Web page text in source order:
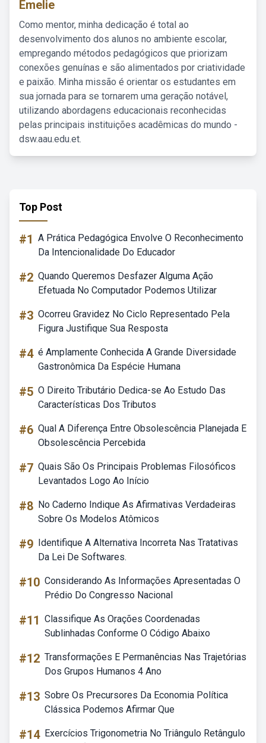
Emelie
Como mentor, minha dedicação é total ao
desenvolvimento dos alunos no ambiente escolar,
empregando métodos pedagógicos que priorizam
conexões genuínas e são alimentados por criatividade
e paixão. Minha missão é orientar os estudantes em
sua jornada para se tornarem uma geração notável,
utilizando abordagens educacionais reconhecidas
pelas principais instituições acadêmicas do mundo -
dsw.aau.edu.et.
Top Post
#1 A Prática Pedagógica Envolve O Reconhecimento
Da Intencionalidade Do Educador
#2 Quando Queremos Desfazer Alguma Ação
Efetuada No Computador Podemos Utilizar
#3 Ocorreu Gravidez No Ciclo Representado Pela
Figura Justifique Sua Resposta
#4 é Amplamente Conhecida A Grande Diversidade
Gastronômica Da Espécie Humana
#5 O Direito Tributário Dedica-se Ao Estudo Das
Características Dos Tributos
#6 Qual A Diferença Entre Obsolescência Planejada E
Obsolescência Percebida
#7 Quais São Os Principais Problemas Filosóficos
Levantados Logo Ao Início
#8 No Caderno Indique As Afirmativas Verdadeiras
Sobre Os Modelos Atômicos
#9 Identifique A Alternativa Incorreta Nas Tratativas
Da Lei De Softwares.
#10 Considerando As Informações Apresentadas O
Prédio Do Congresso Nacional
#11 Classifique As Orações Coordenadas
Sublinhadas Conforme O Código Abaixo
#12 Transformações E Permanências Nas Trajetórias
Dos Grupos Humanos 4 Ano
#13 Sobre Os Precursores Da Economia Política
Clássica Podemos Afirmar Que
#14 Exercícios Trigonometria No Triângulo Retângulo